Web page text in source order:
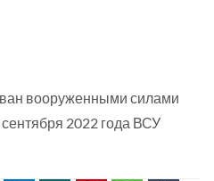
вооруженными силами
2022 года ВСУ